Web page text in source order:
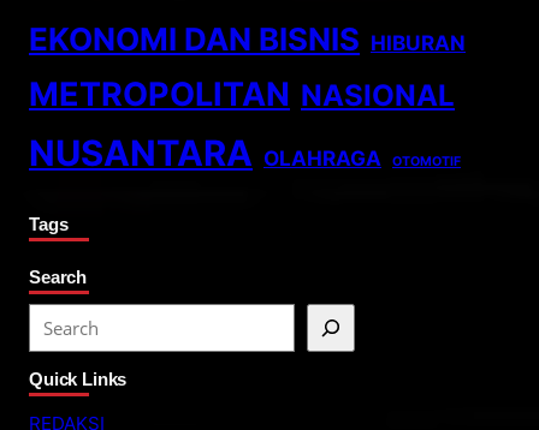
EKONOMI DAN BISNIS HIBURAN
METROPOLITAN NASIONAL
NUSANTARA OLAHRAGA OTOMOTIF
Tags
Search
e
a
r
Quick Links
REDAKSI